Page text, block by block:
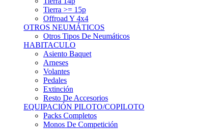
Offroad Y 4x4
OTROS NEUMÁTICOS
Otros Tipos De Neumáticos
HABITACULO
Asiento Baquet
Arneses
Volantes
Pedales
Extinción
Resto De Accesorios
EQUIPACIÓN PILOTO/COPILOTO
Packs Completos
Monos De Competición
Botines De Competición